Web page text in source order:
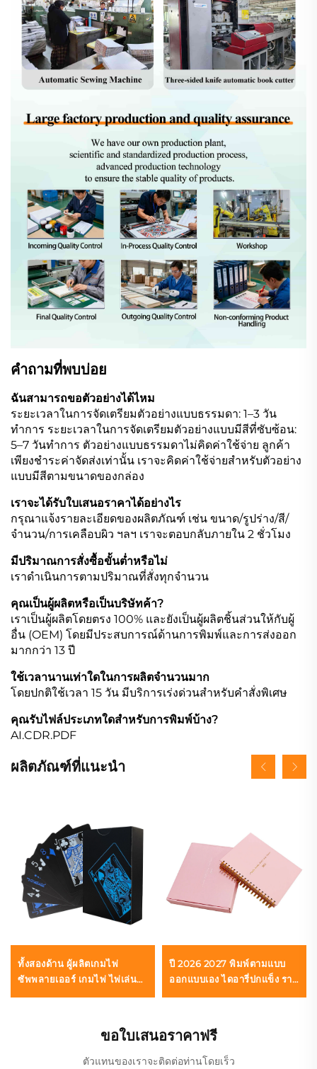
คำถามที่พบบ่อย
ฉันสามารถขอตัวอย่างได้ไหม
ระยะเวลาในการจัดเตรียมตัวอย่างแบบธรรมดา: 1–3 วัน
ทำการ ระยะเวลาในการจัดเตรียมตัวอย่างแบบมีสีที่ซับซ้อน:
5–7 วันทำการ ตัวอย่างแบบธรรมดาไม่คิดค่าใช้จ่าย ลูกค้า
เพียงชำระค่าจัดส่งเท่านั้น เราจะคิดค่าใช้จ่ายสำหรับตัวอย่าง
แบบมีสีตามขนาดของกล่อง
เราจะได้รับใบเสนอราคาได้อย่างไร
กรุณาแจ้งรายละเอียดของผลิตภัณฑ์ เช่น ขนาด/รูปร่าง/สี/
จำนวน/การเคลือบผิว ฯลฯ เราจะตอบกลับภายใน 2 ชั่วโมง
มีปริมาณการสั่งซื้อขั้นต่ำหรือไม่
เราดำเนินการตามปริมาณที่สั่งทุกจำนวน
คุณเป็นผู้ผลิตหรือเป็นบริษัทค้า?
เราเป็นผู้ผลิตโดยตรง 100% และยังเป็นผู้ผลิตชิ้นส่วนให้กับผู้
อื่น (OEM) โดยมีประสบการณ์ด้านการพิมพ์และการส่งออก
มากกว่า 13 ปี
ใช้เวลานานเท่าใดในการผลิตจำนวนมาก
โดยปกติใช้เวลา 15 วัน มีบริการเร่งด่วนสำหรับคำสั่งพิเศษ
คุณรับไฟล์ประเภทใดสำหรับการพิมพ์บ้าง?
AI.CDR.PDF
ผลิตภัณฑ์ที่แนะนำ
ทั้งสองด้าน ผู้ผลิตเกมไพ่
ซัพพลายเออร์ เกมไพ่ ไพ่เล่น
ปี 2026 2027 พิมพ์ตามแบบ
ออกแบบเอง ไดอารี่ปกแข็ง ราย
เป้าหมายรายวันแบบสปริงล็อก
ขอใบเสนอราคาฟรี
ตัวแทนของเราจะติดต่อท่านโดยเร็ว